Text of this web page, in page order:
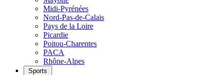
Midi-Pyrénées
Nord-Pas-de-Calais
Pays de la Loire
Picardie
Poitou-Charentes
PACA
Rhône-Alpes
Sports